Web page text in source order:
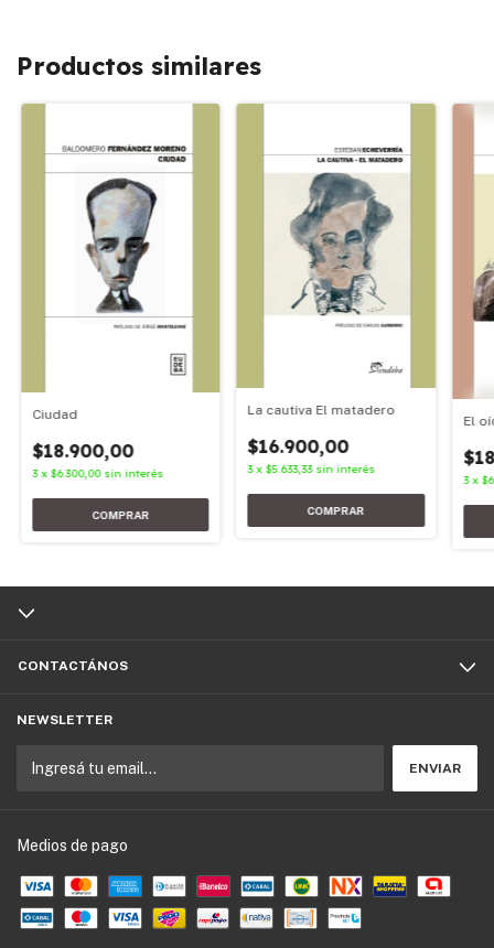
Productos similares
Ciudad
$18.900,00
3 x $6.300,00 sin interés
La cautiva El matadero
$16.900,00
3 x$5.633,33 sin interés
El
3 x
CONTACTÁNOS
NEWSLETTER
Medios de pago